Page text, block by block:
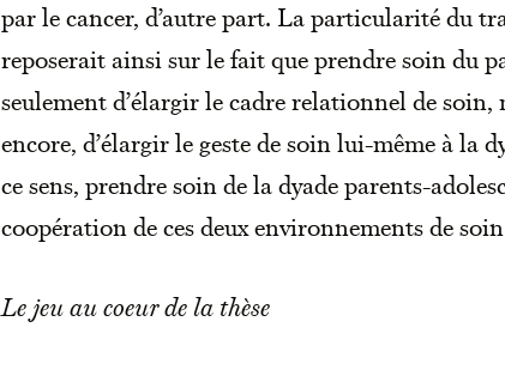
par le cancer, d’autre part. La particularité du
reposerait ainsi sur le fait que prendre soin du
seulement d’élargir le cadre relationnel de soin,
encore, d’élargir le geste de soin lui-même à la
ce sens, prendre soin de la dyade parents-
coopération de ces deux environnements de
Le jeu au coeur de la thèse